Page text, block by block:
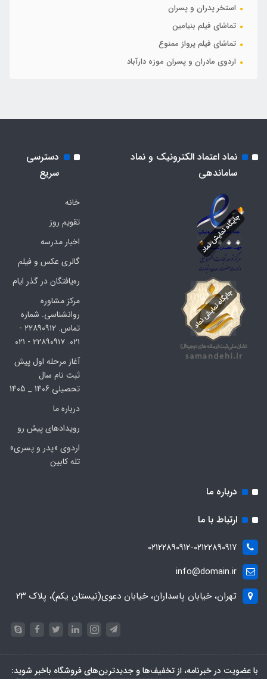
استخر پدران و پسران
تماشای فیلم بنیامین
تماشای فیلم پرواز ممنوع
اردوی مادران و پسران موزه دارآباد
نماد اعتماد الکترونیک و نماد
ساماندهی
دسترسی
سریع
خانه
تقویم روز
اخبار مدرسه
گالری عکس و فیلم
ره‌یافتگان در گذر ایام
مرکز مشاوره
روانشناسی. شماره
تماس. ۲۲۸۹۰۹۱۲ -
۰۲۱. ۲۲۸۹۰۹۱۷ - ۰۲۱
آغاز مرحله اول پیش
ثبت نام سال
تحصیلی 1406 _ 1405
درباره ما
رویدادهای پیش رو
اردوی «پدر و پسری»
تله کابین
درباره ما
ارتباط با ما
۰۲۱۲۲۸۹۰۹۱۲-۰۲۱۲۲۸۹۰۹۱۷
info@domain.ir
تهران، خیابان پاسداران، خیابان دعوی(نیستان یکم)، پلاک ۲۳
با عضویت در خبرنامه، از تخفیف‌ها و جدیدترین‌های فروشگاه باخبر شوید: